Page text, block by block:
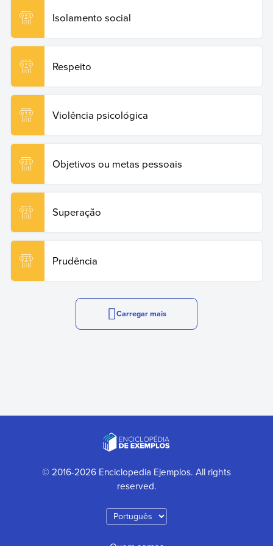
Isolamento social
Respeito
Violência psicológica
Objetivos ou metas pessoais
Superação
Prudência
Carregar mais
© 2016-2026 Enciclopedia Ejemplos. All rights
reserved.